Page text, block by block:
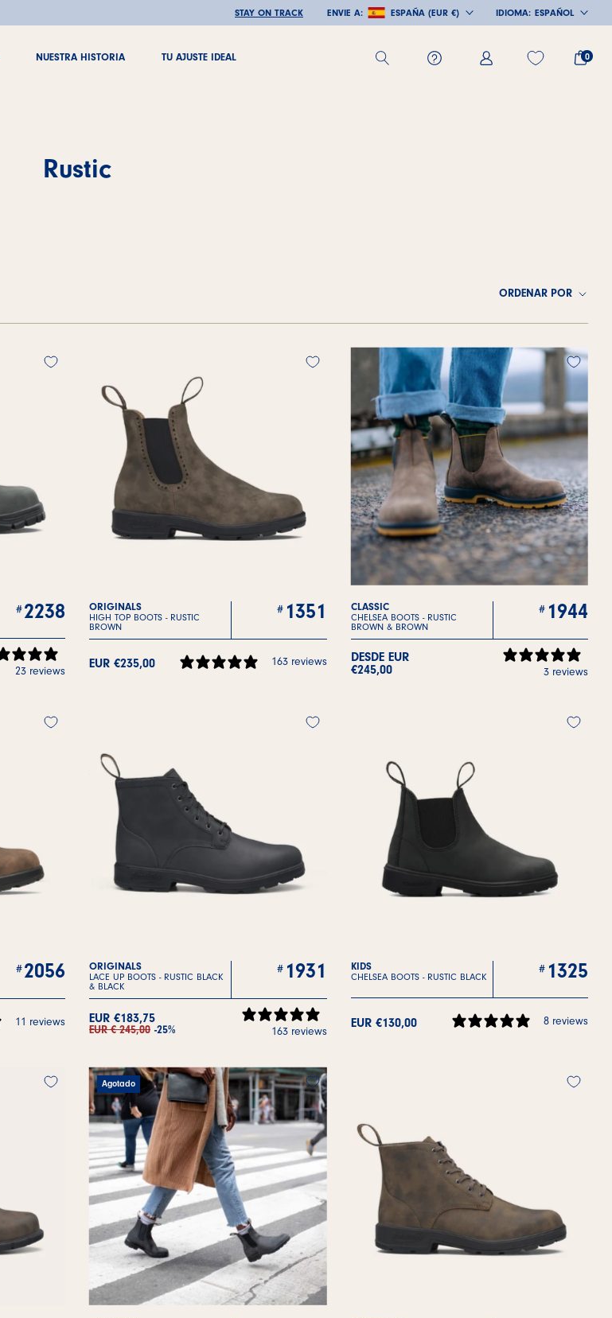
STAY ON TRACK ENVIE A:
PAÍS/REGIÓN ESPAÑA (EUR €) IDIOMA:
IDIOMA ESPAÑOL
NUESTRA HISTORIA TU AJUSTE IDEAL 0
Rustic
ORDENAR POR
2238
23 reviews
ORIGINALS
HIGH TOP BOOTS - RUSTIC
BROWN
1351
EUR €235,00 163 reviews
CLASSIC
CHELSEA BOOTS - RUSTIC
BROWN & BROWN
1944
DESDE EUR
€245,00
3 reviews
2056
11 reviews
ORIGINALS
LACE UP BOOTS - RUSTIC BLACK
& BLACK
1931
EUR €183,75
EUR € 245,00 -25% 163 reviews
KIDS
CHELSEA BOOTS - RUSTIC BLACK 1325
EUR €130,00 8 reviews
Agotado